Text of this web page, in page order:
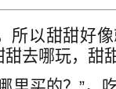
所以甜甜好
去哪玩，甜